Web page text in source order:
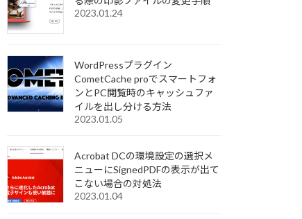
2023.01.24
WordPressプラグイン
CometCache proでスマートフォ
ンとPC閲覧時のキャッシュファ
イルを出し分ける方法
2023.01.05
Acrobat DCの環境設定の選択メ
ニューにSignedPDFの表示が出て
こない場合の対処法
2023.01.04